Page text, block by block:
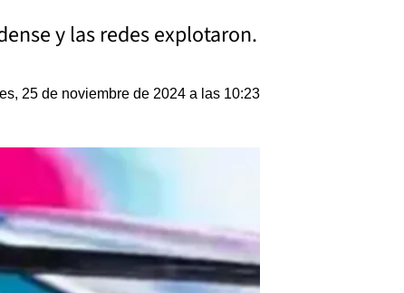
y las redes explotaron.
25 de noviembre de 2024 a las 10:23